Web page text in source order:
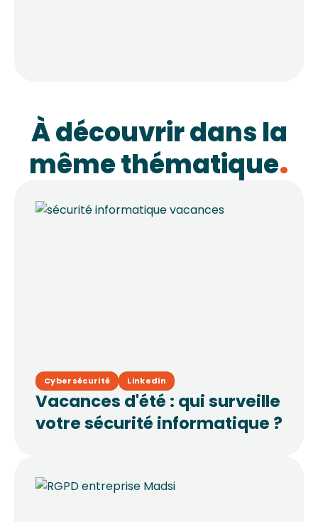
À découvrir dans la
même thématique
Cybersécurité Linkedin
Vacances d'été : qui surveille
votre sécurité informatique ?